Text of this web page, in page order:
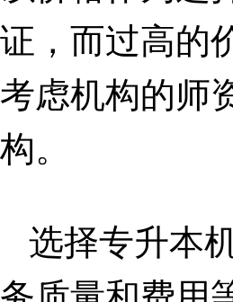
证，而过高的
考虑机构的师
构。
选择专升本